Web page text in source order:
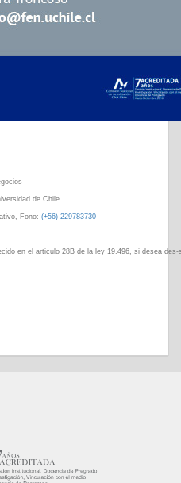
de Chile
Fono: (+56) 229783730
en el articulo 28B de la ley 19.496, si desea